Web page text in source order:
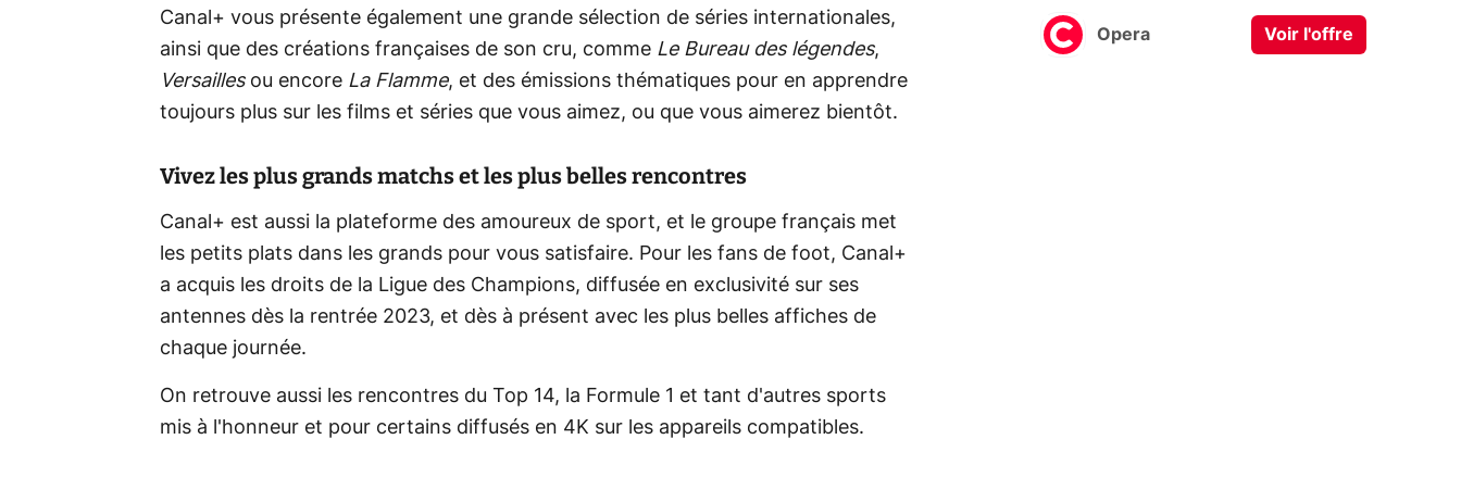
Canal+ vous présente également une grande sélection de séries internationales,
ainsi que des créations françaises de son cru, comme Le Bureau des légendes,
Versaillesou encore La Flamme, et des émissions thématiques pour en apprendre
toujours plus sur les films et séries que vous aimez, ou que vous aimerez bientôt.
Vivez les plus grands matchs et les plus belles rencontres
Canal+ est aussi la plateforme des amoureux de sport, et le groupe français met
les petits plats dans les grands pour vous satisfaire. Pour les fans de foot, Canal+
a acquis les droits de la Ligue des Champions, diffusée en exclusivité sur ses
antennes dès la rentrée 2023, et dès à présent avec les plus belles affiches de
chaque journée.
On retrouve aussi les rencontres du Top 14, la Formule 1 et tant d'autres sports
mis à l'honneur et pour certains diffusés en 4K sur les appareils compatibles.
Opera Voir l'offre